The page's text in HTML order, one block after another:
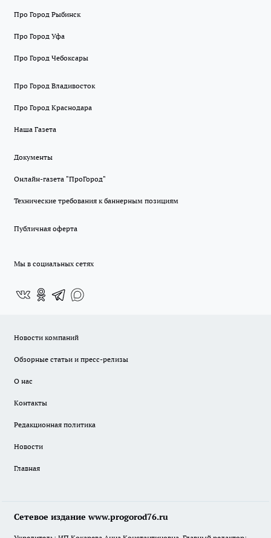
Про Город Рыбинск
Про Город Уфа
Про Город Чебоксары
Про Город Владивосток
Про Город Краснодара
Наша Газета
Документы
Онлайн-газета "ПроГород"
Технические требования к баннерным позициям
Публичная оферта
Мы в социальных сетях
Новости компаний
Обзорные статьи и пресс-релизы
О нас
Контакты
Редакционная политика
Новости
Главная
Сетевое издание www.progorod76.ru